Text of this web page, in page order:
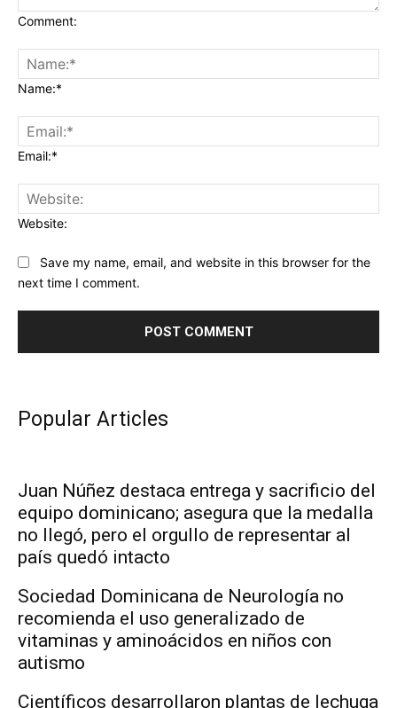
Comment:
Name:*
Email:*
Website:
Save my name, email, and website in this browser for the
next time I comment.
Popular Articles
Juan Núñez destaca entrega y sacrificio del
equipo dominicano; asegura que la medalla
no llegó, pero el orgullo de representar al
país quedó intacto
Sociedad Dominicana de Neurología no
recomienda el uso generalizado de
vitaminas y aminoácidos en niños con
autismo
Científicos desarrollaron plantas de lechuga